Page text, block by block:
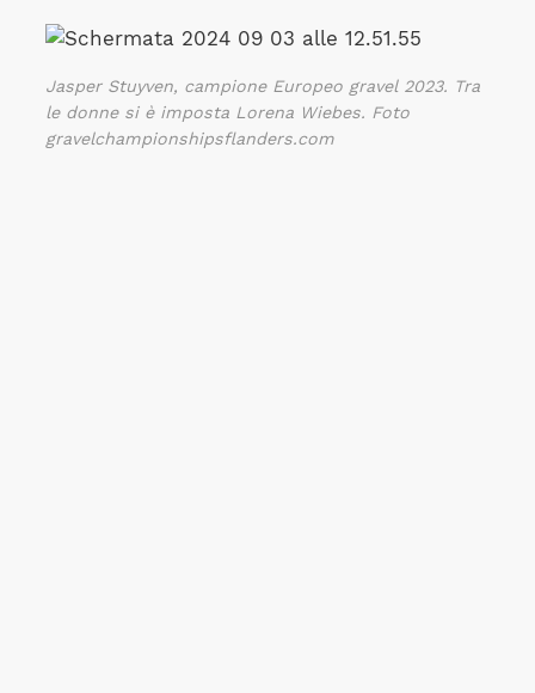
Jasper Stuyven, campione Europeo gravel 2023. Tra
le donne si è imposta Lorena Wiebes. Foto
gravelchampionshipsflanders.com